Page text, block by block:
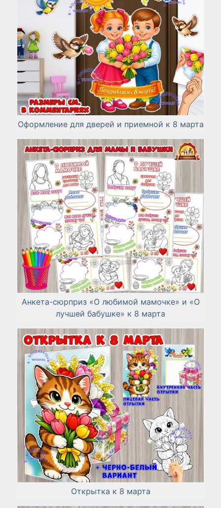
Оформление для дверей и приемной к 8 марта
Анкета-сюрприз «О любимой мамочке» и «О
лучшей бабушке» к 8 марта
Открытка к 8 марта